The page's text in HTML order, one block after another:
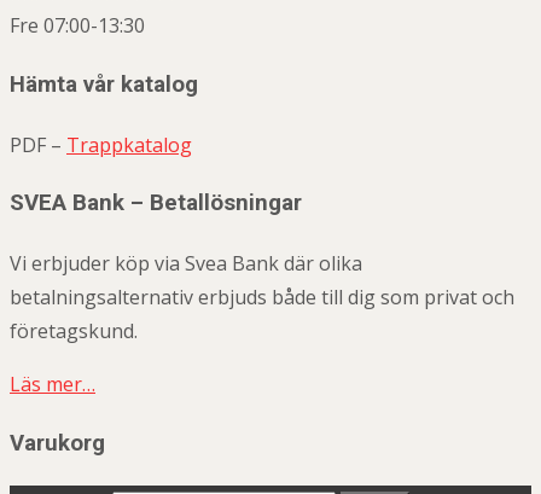
Fre 07:00-13:30
Hämta vår katalog
PDF – Trappkatalog
SVEA Bank – Betallösningar
Vi erbjuder köp via Svea Bank där olika
betalningsalternativ erbjuds både till dig som privat och
företagskund.
Läs mer…
Varukorg